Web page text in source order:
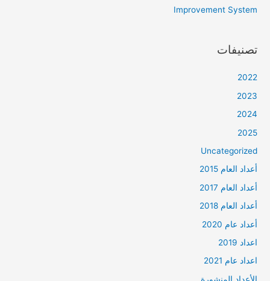
Improvement System
تصنيفات
2022
2023
2024
2025
Uncategorized
أعداد العام 2015
أعداد العام 2017
أعداد العام 2018
أعداد عام 2020
اعداد 2019
اعداد عام 2021